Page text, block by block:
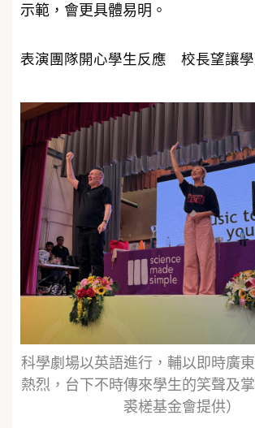
示範，會更具體易明。
表演團隊開心學生反應 校長望讓
科學劇場以英語進行，輔以即時廣
熱烈，台下不時傳來學生的笑聲及
裘槎基金會提供）